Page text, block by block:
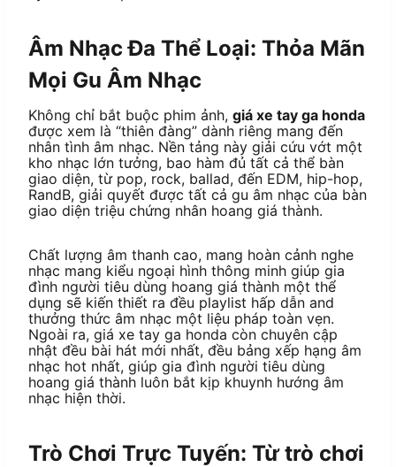
Âm Nhạc Đa Thể Loại: Thỏa Mãn
Mọi Gu Âm Nhạc
Không chỉ bắt buộc phim ảnh, giá xe tay ga honda
được xem là “thiên đàng” dành riêng mang đến
nhân tình âm nhạc. Nền tảng này giải cứu vớt một
kho nhạc lớn tưởng, bao hàm đủ tất cả thể bàn
giao diện, từ pop, rock, ballad, đến EDM, hip-hop,
RandB, giải quyết được tất cả gu âm nhạc của bàn
giao diện triệu chứng nhân hoang giá thành.
Chất lượng âm thanh cao, mang hoàn cảnh nghe
nhạc mang kiểu ngoại hình thông minh giúp gia
đình người tiêu dùng hoang giá thành một thể
dụng sẽ kiến thiết ra đều playlist hấp dẫn and
thưởng thức âm nhạc một liệu pháp toàn vẹn.
Ngoài ra, giá xe tay ga honda còn chuyên cập
nhật đều bài hát mới nhất, đều bảng xếp hạng âm
nhạc hot nhất, giúp gia đình người tiêu dùng
hoang giá thành luôn bắt kịp khuynh hướng âm
nhạc hiện thời.
Trò Chơi Trực Tuyến: Từ trò chơi